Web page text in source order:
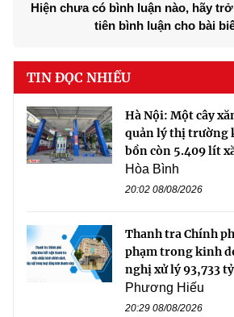
Hiện chưa có bình luận nào, hãy
tiên bình luận cho bài
TIN ĐỌC NHIỀU
Hà Nội: Một cây
quản lý thị trường
bồn còn 5.409 lít
Hòa Bình
20:02 08/08/2026
Thanh tra Chính
phạm trong kinh
nghị xử lý 93,733
Phương Hiếu
20:29 08/08/2026